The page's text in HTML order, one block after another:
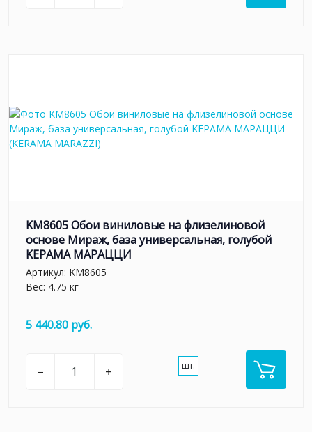
KM8605 Обои виниловые на флизелиновой
основе Мираж, база универсальная, голубой
KЕРАМА МАРАЦЦИ
Артикул: KM8605
Вес: 4.75 кг
5 440.80 руб.
– + шт.